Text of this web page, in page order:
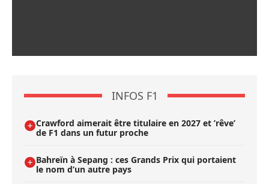
INFOS F1
Crawford aimerait être titulaire en 2027 et ’rêve’
de F1 dans un futur proche
Bahreïn à Sepang : ces Grands Prix qui portaient
le nom d’un autre pays